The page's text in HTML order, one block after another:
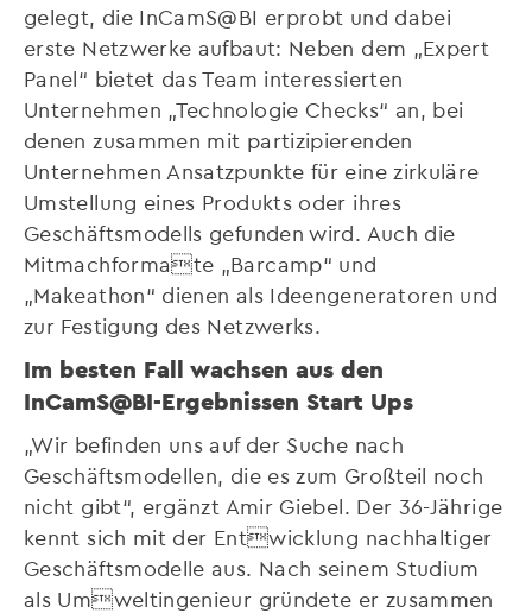
gelegt, die InCamS@BI erprobt und dabei
erste Netzwerke aufbaut: Neben dem „Expert
Panel“ bietet das Team interessierten
Unternehmen „Technologie Checks“ an, bei
denen zusammen mit partizipierenden
Unternehmen Ansatzpunkte für eine zirkuläre
Umstellung eines Produkts oder ihres
Geschäftsmodells gefunden wird. Auch die
Mitmachformate „Barcamp“ und
„Makeathon“ dienen als Ideengeneratoren und
zur Festigung des Netzwerks.
Im besten Fall wachsen aus den
InCamS@BI-Ergebnissen Start Ups
„Wir befinden uns auf der Suche nach
Geschäftsmodellen, die es zum Großteil noch
nicht gibt“, ergänzt Amir Giebel. Der 36-Jährige
kennt sich mit der Entwicklung nachhaltiger
Geschäftsmodelle aus. Nach seinem Studium
als Umweltingenieur gründete er zusammen